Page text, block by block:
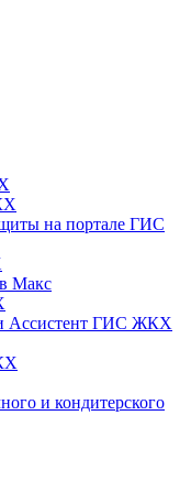
на портале ГИС
Макс
Ассистент ГИС ЖКХ
и кондитерского